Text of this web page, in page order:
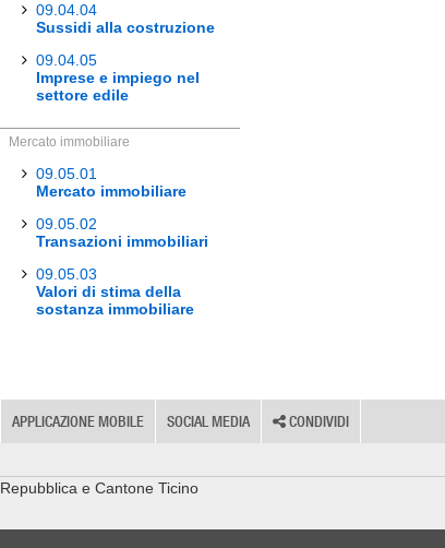
09.04.04
Sussidi alla costruzione
09.04.05
Imprese e impiego nel
settore edile
Mercato immobiliare
09.05.01
Mercato immobiliare
09.05.02
Transazioni immobiliari
09.05.03
Valori di stima della
sostanza immobiliare
APPLICAZIONE MOBILE SOCIAL MEDIA CONDIVIDI
Repubblica e Cantone Ticino